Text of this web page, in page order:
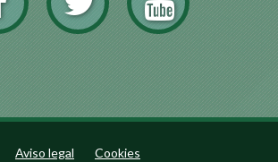
Aviso legal Cookies